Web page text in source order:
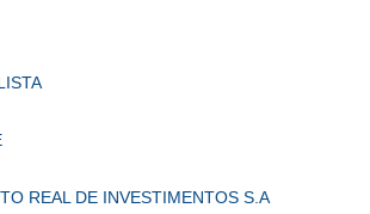
REAL DE INVESTIMENTOS S.A